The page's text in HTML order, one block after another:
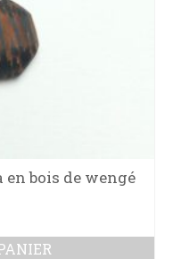
en bois de wengé